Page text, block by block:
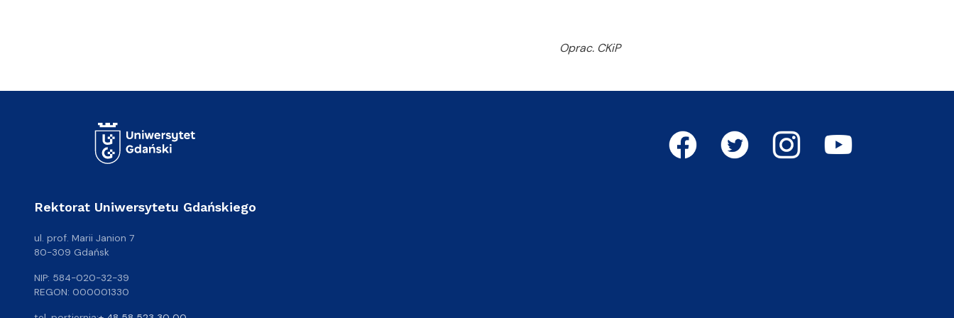
Oprac. CKiP
Rektorat Uniwersytetu Gdańskiego
ul. prof. Marii Janion 7
80-309 Gdańsk
NIP: 584-020-32-39
REGON: 000001330